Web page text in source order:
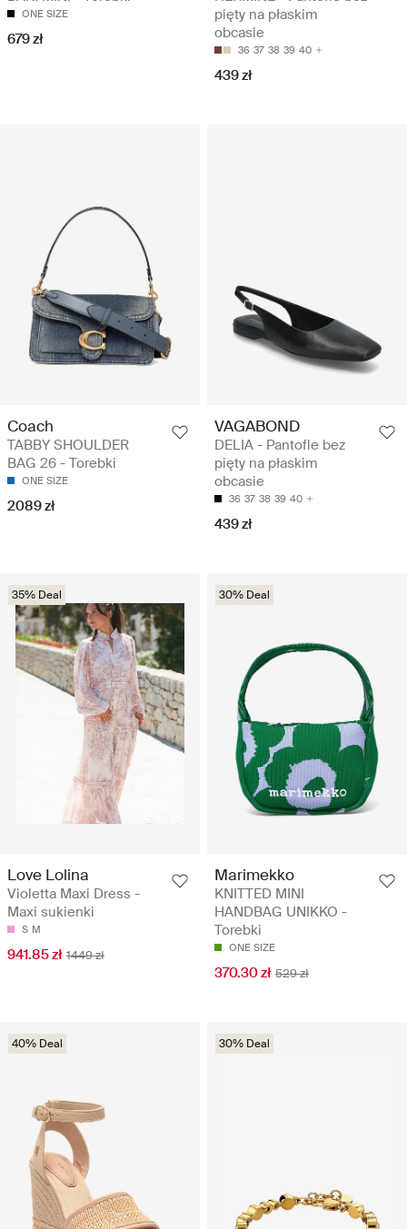
ONE SIZE
679 zł
pięty na płaskim
obcasie
36 37 38 39 40
439 zł
Coach
TABBY SHOULDER
BAG 26 - Torebki
ONE SIZE
2089 zł
VAGABOND
DELIA - Pantofle bez
pięty na płaskim
obcasie
36 37 38 39 40
439 zł
35% Deal
Love Lolina
Violetta Maxi Dress -
Maxi sukienki
S M
941.85 zł 1449 zł
30% Deal
Marimekko
KNITTED MINI
HANDBAG UNIKKO -
Torebki
ONE SIZE
370.30 zł 529 zł
40% Deal 30% Deal